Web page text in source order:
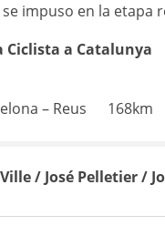
impuso en la etapa
Ciclista a Catalunya
– Reus 168km
– Manresa 160km
/ José Pelletier /